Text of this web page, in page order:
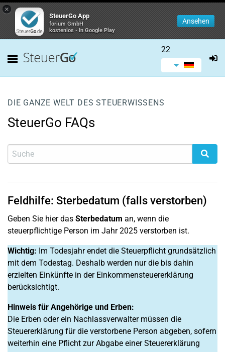
×
SteuerGo App
forium GmbH
kostenlos - In Google Play
Ansehen
22
DIE GANZE WELT DES STEUERWISSENS
SteuerGo FAQs
Feldhilfe: Sterbedatum (falls verstorben)
Geben Sie hier das Sterbedatum an, wenn die
steuerpflichtige Person im Jahr 2025 verstorben ist.
Wichtig: Im Todesjahr endet die Steuerpflicht grundsätzlich
mit dem Todestag. Deshalb werden nur die bis dahin
erzielten Einkünfte in der Einkommensteuererklärung
berücksichtigt.
Hinweis für Angehörige und Erben:
Die Erben oder ein Nachlassverwalter müssen die
Steuererklärung für die verstorbene Person abgeben, sofern
weiterhin eine Pflicht zur Abgabe einer Steuererklärung